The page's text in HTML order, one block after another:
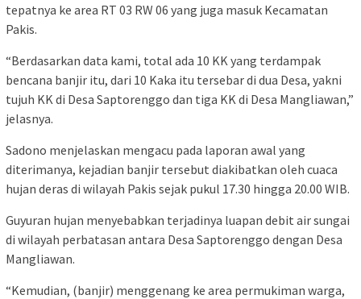
tepatnya ke area RT 03 RW 06 yang juga masuk Kecamatan
Pakis.
“Berdasarkan data kami, total ada 10 KK yang terdampak
bencana banjir itu, dari 10 Kaka itu tersebar di dua Desa, yakni
tujuh KK di Desa Saptorenggo dan tiga KK di Desa Mangliawan,”
jelasnya.
Sadono menjelaskan mengacu pada laporan awal yang
diterimanya, kejadian banjir tersebut diakibatkan oleh cuaca
hujan deras di wilayah Pakis sejak pukul 17.30 hingga 20.00 WIB.
Guyuran hujan menyebabkan terjadinya luapan debit air sungai
di wilayah perbatasan antara Desa Saptorenggo dengan Desa
Mangliawan.
“Kemudian, (banjir) menggenang ke area permukiman warga,